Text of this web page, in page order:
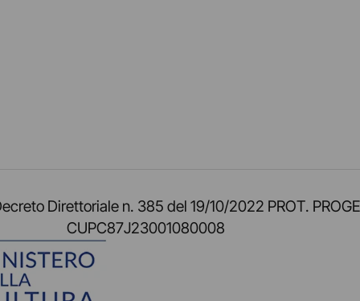
Rss
Direttoriale n. 385 del 19/10/2022 PROT.
CUPC87J23001080008